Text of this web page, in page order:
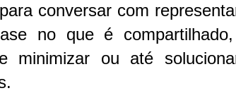
conversar com
no que é
minimizar ou até